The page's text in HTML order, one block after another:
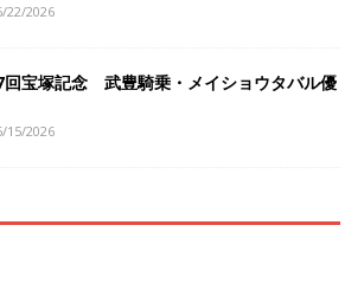
22/2026
回宝塚記念 武豊騎乗・メイショウタバル優
15/2026